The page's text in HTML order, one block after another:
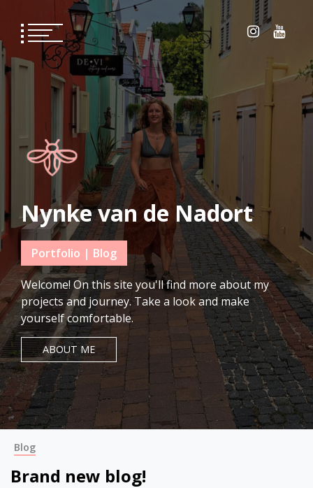
content
Nynke van de Nadort
Portfolio | Blog
Welcome! On this site you'll find more about my
projects and journey. Take a look and make
yourself comfortable.
ABOUT ME
Blog
Brand new blog!